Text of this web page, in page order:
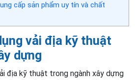
cấp sản phẩm uy tín và chất
vải địa kỹ thuật
dựng
địa kỹ thuật trong ngành xây dựng